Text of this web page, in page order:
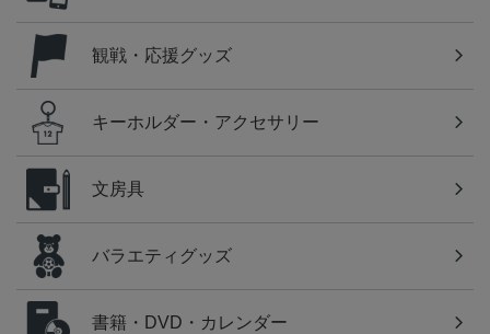
観戦・応援グッズ
キーホルダー・アクセサリー
文房具
バラエティグッズ
書籍・DVD・カレンダー